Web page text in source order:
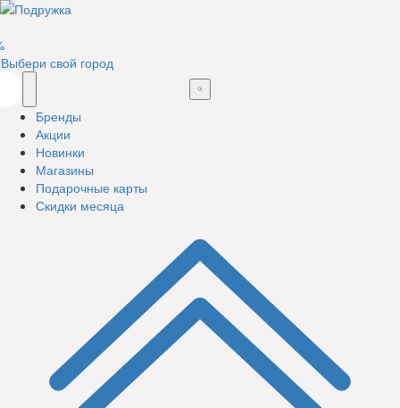
Выбери свой город
Бренды
Акции
Новинки
Магазины
Подарочные карты
Скидки месяца